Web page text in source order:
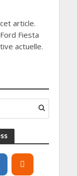
article.
Fiesta
actuelle.